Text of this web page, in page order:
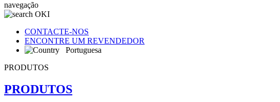
navegação
CONTACTE-NOS
ENCONTRE UM REVENDEDOR
Portuguesa
PRODUTOS
PRODUTOS